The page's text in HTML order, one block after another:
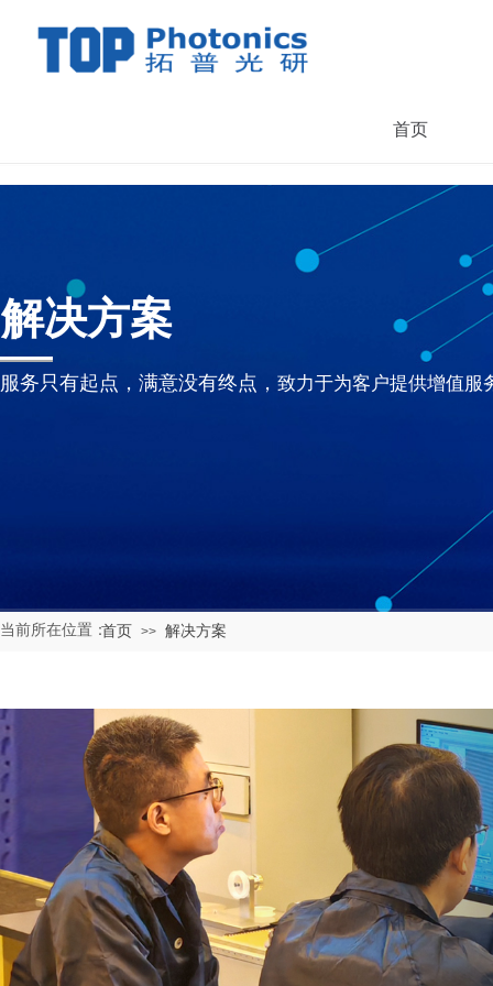
解决方案
服务只有起点，满意没有终点， 致力于为客户提供增值服
首页 >> 解决方案
当前所在位置 ：
首页